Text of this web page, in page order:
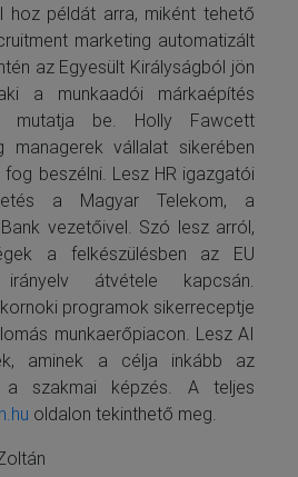
hoz példát arra, miként tehető
marketing automatizált
az Egyesült Királyságból jön
a munkaadói márkaépítés
mutatja be. Holly Fawcett
managerek vállalat sikerében
beszélni. Lesz HR igazgatói
a Magyar Telekom, a
vezetőivel. Szó lesz arról,
a felkészülésben az EU
irányelv átvétele kapcsán.
programok sikerreceptje
munkaerőpiacon. Lesz AI
aminek a célja inkább az
a szakmai képzés. A teljes
oldalon tekinthető meg.